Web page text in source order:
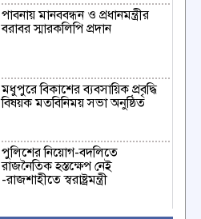
পাবনায় মানববন্ধন ও প্রধানমন্ত্রীর
বরাবর স্মারকলিপি প্রদান
মধুপুরে বিকাশের ব্যবসায়িক প্রবৃদ্ধি
বিষয়ক মতবিনিময় সভা অনুষ্ঠিত
পুলিশের নিয়োগ-বদলিতে
রাজনৈতিক হস্তক্ষেপ নেই
-রাজশাহীতে স্বরাষ্ট্রমন্ত্রী